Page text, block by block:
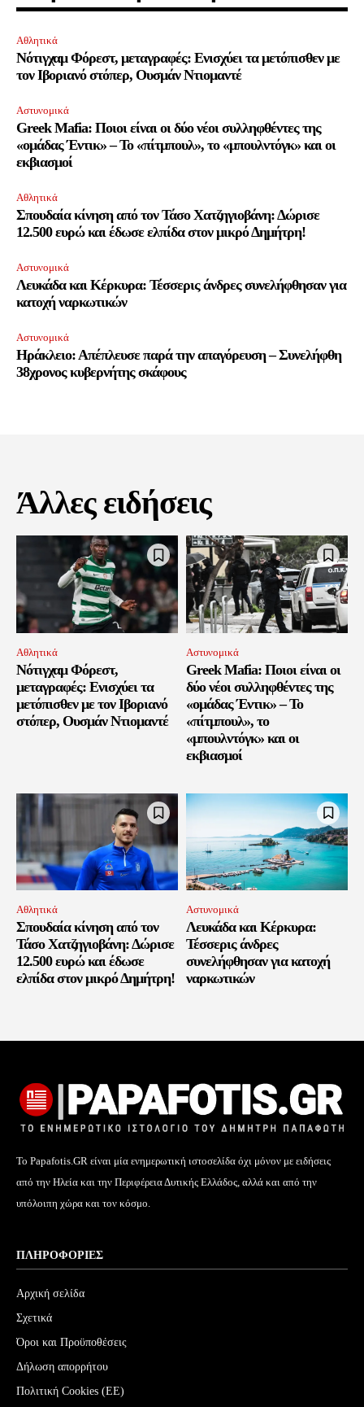
Αθλητικά
Νότιγχαμ Φόρεστ, μεταγραφές: Ενισχύει τα μετόπισθεν με
τον Ιβοριανό στόπερ, Ουσμάν Ντιομαντέ
Αστυνομικά
Greek Mafia: Ποιοι είναι οι δύο νέοι συλληφθέντες της
«ομάδας Έντικ» – Το «πίτμπουλ», το «μπουλντόγκ» και οι
εκβιασμοί
Αθλητικά
Σπουδαία κίνηση από τον Τάσο Χατζηγιοβάνη: Δώρισε
12.500 ευρώ και έδωσε ελπίδα στον μικρό Δημήτρη!
Αστυνομικά
Λευκάδα και Κέρκυρα: Τέσσερις άνδρες συνελήφθησαν για
κατοχή ναρκωτικών
Αστυνομικά
Ηράκλειο: Απέπλευσε παρά την απαγόρευση – Συνελήφθη
38χρονος κυβερνήτης σκάφους
Άλλες ειδήσεις
Αθλητικά
Νότιγχαμ Φόρεστ,
μεταγραφές: Ενισχύει τα
μετόπισθεν με τον Ιβοριανό
στόπερ, Ουσμάν Ντιομαντέ
Αστυνομικά
Greek Mafia: Ποιοι είναι οι
δύο νέοι συλληφθέντες της
«ομάδας Έντικ» – Το
«πίτμπουλ», το
«μπουλντόγκ» και οι
εκβιασμοί
Αθλητικά
Σπουδαία κίνηση από τον
Τάσο Χατζηγιοβάνη: Δώρισε
12.500 ευρώ και έδωσε
ελπίδα στον μικρό Δημήτρη!
Αστυνομικά
Λευκάδα και Κέρκυρα:
Τέσσερις άνδρες
συνελήφθησαν για κατοχή
ναρκωτικών
Το Papafotis.GR είναι μία ενημερωτική ιστοσελίδα όχι μόνον με ειδήσεις
από την Ηλεία και την Περιφέρεια Δυτικής Ελλάδος, αλλά και από την
υπόλοιπη χώρα και τον κόσμο.
ΠΛΗΡΟΦΟΡΊΕΣ
Αρχική σελίδα
Σχετικά
Όροι και Προϋποθέσεις
Δήλωση απορρήτου
Πολιτική Cookies (ΕΕ)